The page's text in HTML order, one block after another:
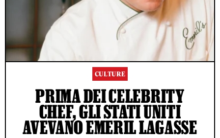
CULTURE
PRIMA DEI CELEBRITY
CHEF, GLI STATI UNITI
AVEVANO EMERIL LAGASSE